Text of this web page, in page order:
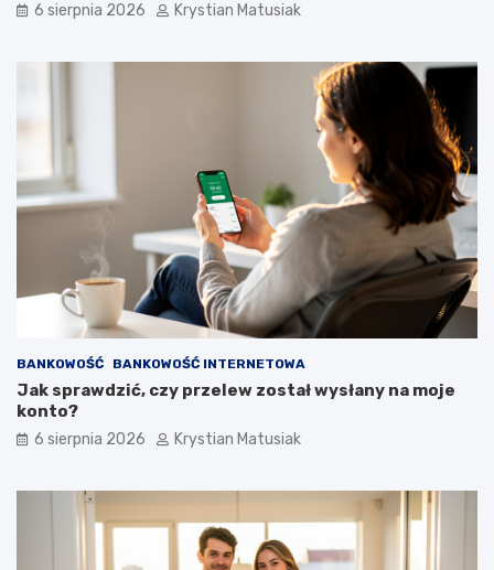
6 sierpnia 2026 Krystian Matusiak
BANKOWOŚĆ BANKOWOŚĆ INTERNETOWA
Jak sprawdzić, czy przelew został wysłany na moje
konto?
6 sierpnia 2026 Krystian Matusiak